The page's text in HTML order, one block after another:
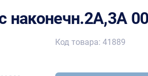
наконечн.2А,3А
Код товара: 41889